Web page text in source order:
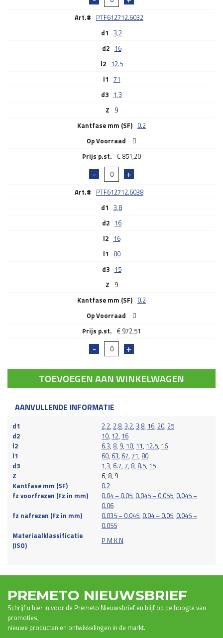
Art.# PTF612712.6032
d1 3,2
d2 16
l2 12.5
l1 71
d3 1,3
Z 9
Kantfase mm (SF) 0.2
Op Voorraad
€ 851,20
Art.# PTF612712.6038
d1 3,8
d2 16
l2 16
l1 80
d3 15
Z 9
Kantfase mm (SF) 0.2
Op Voorraad
€ 972,51
TOEVOEGEN AAN WINKELWAGEN
AANVULLENDE INFORMATIE
d1 2,2, 2,8, 3,2, 3,8, 16, 20, 25
d2
10, 12, 16
l2
6.3, 8, 9, 10, 11, 12.5, 16
l1
60, 63, 67, 71, 80
d3
1,3, 6.7, 7, 8, 8.5, 15
Z
6, 8, 9
Kantfase mm (SF)
0.2
fz voorfrezen (Fz in mm)
0.04 – 0.05, 0.045 – 0.055, 0.045 –
0.06
fz nafrezen (Fz in mm)
0.035 – 0.045, 0.04 – 0.05, 0.045 –
0.055
Materiaalklassificatie
(ISO)
P M K N
PREMETO NIEUWSBRIEF
Schrijf u hier in voor de Premeto Nieuwsbrief en blijf op de hoogte van
promoties,
nieuwe producten en ontwikkelingen in de markt.